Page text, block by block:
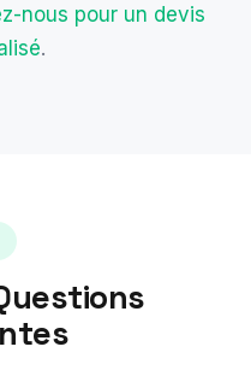
nous pour un devis
.